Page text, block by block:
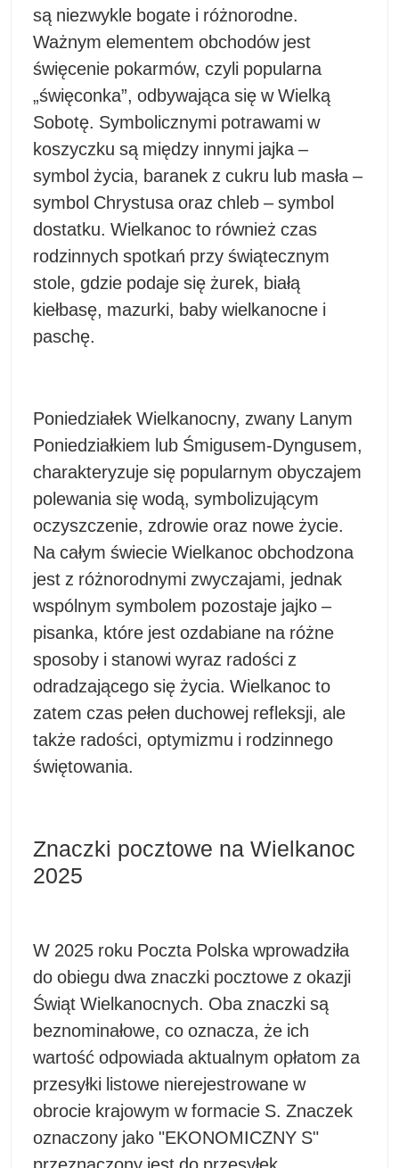
są niezwykle bogate i różnorodne.
Ważnym elementem obchodów jest
święcenie pokarmów, czyli popularna
„święconka”, odbywająca się w Wielką
Sobotę. Symbolicznymi potrawami w
koszyczku są między innymi jajka –
symbol życia, baranek z cukru lub masła –
symbol Chrystusa oraz chleb – symbol
dostatku. Wielkanoc to również czas
rodzinnych spotkań przy świątecznym
stole, gdzie podaje się żurek, białą
kiełbasę, mazurki, baby wielkanocne i
paschę.
Poniedziałek Wielkanocny, zwany Lanym
Poniedziałkiem lub Śmigusem-Dyngusem,
charakteryzuje się popularnym obyczajem
polewania się wodą, symbolizującym
oczyszczenie, zdrowie oraz nowe życie.
Na całym świecie Wielkanoc obchodzona
jest z różnorodnymi zwyczajami, jednak
wspólnym symbolem pozostaje jajko –
pisanka, które jest ozdabiane na różne
sposoby i stanowi wyraz radości z
odradzającego się życia. Wielkanoc to
zatem czas pełen duchowej refleksji, ale
także radości, optymizmu i rodzinnego
świętowania.
Znaczki pocztowe na Wielkanoc
2025
W 2025 roku Poczta Polska wprowadziła
do obiegu dwa znaczki pocztowe z okazji
Świąt Wielkanocnych. Oba znaczki są
beznominałowe, co oznacza, że ich
wartość odpowiada aktualnym opłatom za
przesyłki listowe nierejestrowane w
obrocie krajowym w formacie S. Znaczek
oznaczony jako "EKONOMICZNY S"